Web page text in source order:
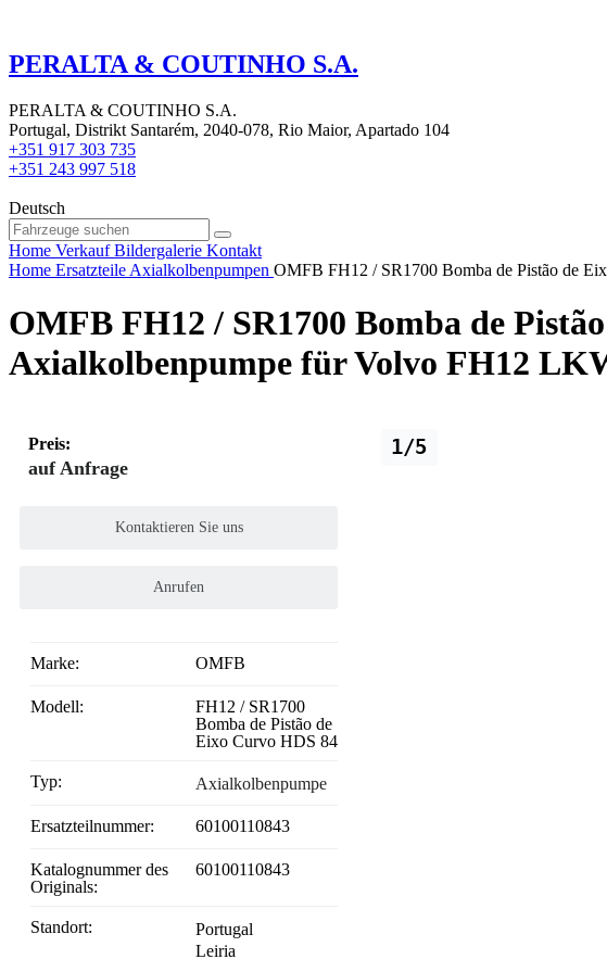
PERALTA & COUTINHO S.A.
PERALTA & COUTINHO S.A.
Portugal, Distrikt Santarém, 2040-078, Rio Maior, Apartado 104
+351 917 303 735
+351 243 997 518
Deutsch
Home Verkauf Bildergalerie Kontakt
Home Ersatzteile Axialkolbenpumpen OMFB FH12 / SR1700 Bomba de Pistão de
OMFB FH12 / SR1700 Bomba de
Axialkolbenpumpe für Volvo FH12
1/5
Preis:
auf Anfrage
Kontaktieren Sie uns
Anrufen
Marke: OMFB
Modell:
FH12 / SR1700
Bomba de Pistão de
Eixo Curvo HDS 84
Typ: Axialkolbenpumpe
Ersatzteilnummer: 60100110843
Katalognummer des
Originals:
60100110843
Standort:
Portugal
Leiria